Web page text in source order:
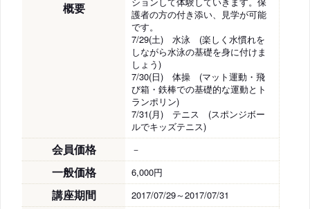
概要
護者の方の付き添い、見学が可能
です。
7/29(土) 水泳 (楽しく水慣れを
しながら水泳の基礎を身に付けま
しょう)
7/30(日) 体操 (マット運動・飛
び箱・鉄棒での基礎的な運動とト
ランポリン)
7/31(月) テニス (スポンジボー
ルでキッズテニス)
会員価格 －
一般価格 6,000円
講座期間 2017/07/29～2017/07/31